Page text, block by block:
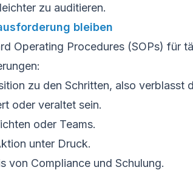
zu auditieren.
bleiben
Operating Procedures (SOPs) für
zu den Schritten, also verblasst
oder veraltet sein.
oder Teams.
unter Druck.
von Compliance und Schulung.